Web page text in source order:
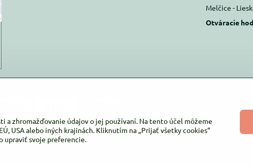
Melčice -
Otváracie
PIA-
a zhromažďovanie údajov o jej používaní. Na tento účel môžeme
USA alebo iných krajinách. Kliknutím na „Prijať všetky cookies“
upraviť svoje preferencie.